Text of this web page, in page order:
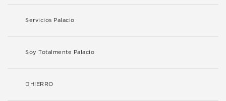
Servicios Palacio
Soy Totalmente Palacio
DHIERRO